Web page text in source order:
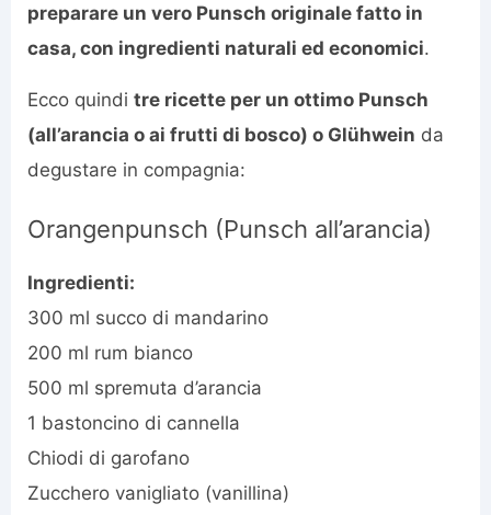
preparare un vero Punsch originale fatto in
casa, con ingredienti naturali ed economici.
Ecco quindi tre ricette per un ottimo Punsch
(all’arancia o ai frutti di bosco) o Glühwein da
degustare in compagnia:
Orangenpunsch (Punsch all’arancia)
Ingredienti:
300 ml succo di mandarino
200 ml rum bianco
500 ml spremuta d’arancia
1 bastoncino di cannella
Chiodi di garofano
Zucchero vanigliato (vanillina)